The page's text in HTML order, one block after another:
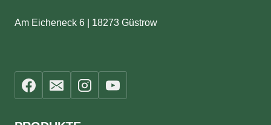
Am Eicheneck 6 | 18273 Güstrow